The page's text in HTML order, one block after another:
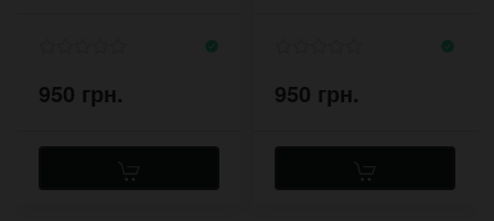
950 грн. 950 грн.